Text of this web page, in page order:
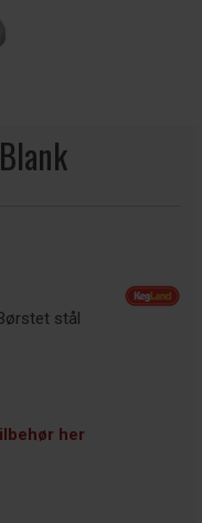
stål
her